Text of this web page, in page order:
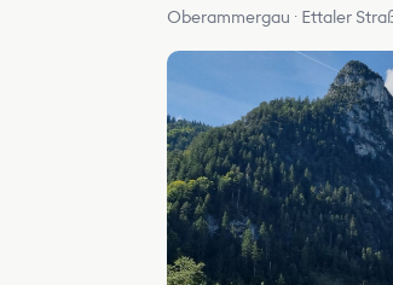
Oberammergau · Ettaler